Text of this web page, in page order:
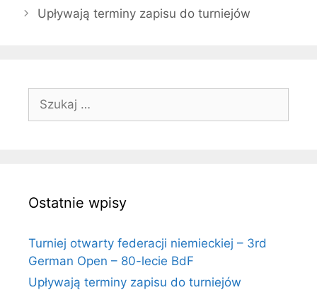
Upływają terminy zapisu do turniejów
Ostatnie wpisy
Turniej otwarty federacji niemieckiej – 3rd
German Open – 80-lecie BdF
Upływają terminy zapisu do turniejów